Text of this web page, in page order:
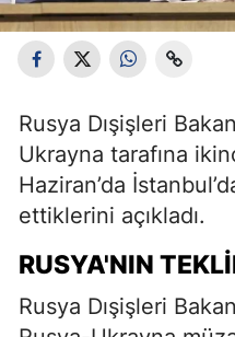
Rusya Dışişleri
Ukrayna tarafına
Haziran’da
ettiklerini açıkladı.
RUSYA'NIN
Rusya Dışişleri